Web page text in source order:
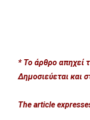
* Το άρθρο απηχεί
Δημοσιεύεται και
The article